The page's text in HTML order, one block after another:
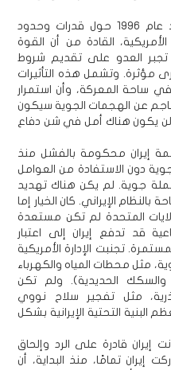
وحذرت دراسة أجرتها مؤسسة راند عام 1996 حول قدرات وحدود
الأمريكية، القادة من أن القوة
تجبر العدو على تقديم شروط
مؤثرة. وتشمل هذه التأثيرات
في ساحة المعركة، وأن استمرار
عن الهجمات الجوية سيكون
لن يكون هناك أمل في شن دفاع
إيران محكومة بالفشل منذ
دون الاستفادة من العوامل
جوية. لم يكن هناك تهديد
الإيراني. كان الخيار إما
المتحدة لم تكن مستعدة
قد تدفع إيران إلى اعتبار
تجنبت الإدارة الأمريكية
مثل محطات المياه والكهرباء
والسكك الحديدية). ولم تكن
مثل تفجير سلاح نووي
التحتية الإيرانية بشكل
إيران قادرة على الرد وإلحاق
إيران تمامًا، منذ البداية، أن